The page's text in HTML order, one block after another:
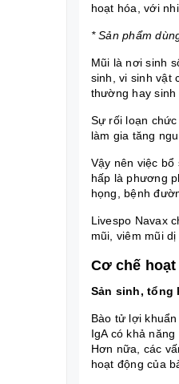
hoạt hóa, với
* Sản phẩm
Mũi là nơi sinh
sinh, vi sinh vật
thường hay sinh
Sự rối loạn
làm gia tăng
Vậy nên việc
hấp là phương
họng, bệnh
Livespo Navax
mũi, viêm mũi
Cơ chế hoạt
Sản sinh, tổng
Bào tử lợi
IgA có khả
Hơn nữa, các
hoạt động của